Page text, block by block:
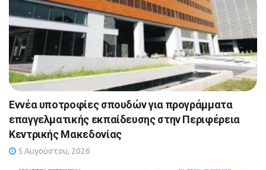
Εννέα υποτροφίες σπουδών για προγράμματα
επαγγελματικής εκπαίδευσης στην Περιφέρεια
Κεντρικής Μακεδονίας
5 Αυγούστου, 2026